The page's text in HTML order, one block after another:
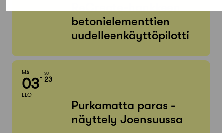
betonielementtien
uudelleenkäyttöpilotti
MA
03
ELO
SU
23
Purkamatta paras -
näyttely Joensuussa